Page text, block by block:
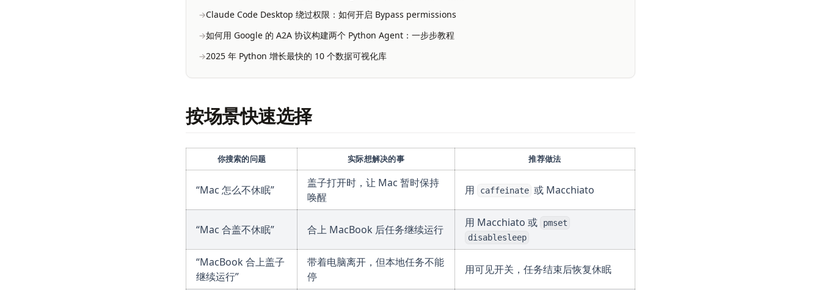
Claude Code Desktop 绕过权限：如何开启 Bypass permissions
如何用 Google 的 A2A 协议构建两个 Python Agent：一步步教程
2025 年 Python 增长最快的 10 个数据可视化库
按场景快速选择
你搜索的问题 实际想解决的事 推荐做法
“Mac 怎么不休眠”
盖子打开时，让 Mac 暂时保持
唤醒
用 caffeinate 或 Macchiato
“Mac 合盖不休眠” 合上 MacBook 后任务继续运行
用 Macchiato 或
pmset
disablesleep
“MacBook 合上盖子
继续运行”
带着电脑离开，但本地任务不能
停
用可见开关，任务结束后恢复休眠